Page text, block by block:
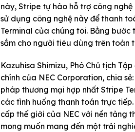
này, Stripe tự hào hỗ trợ công
sử dụng công nghệ này để thanh
Terminal của chúng tôi. Bằng
sắm cho người tiêu dùng trên toàn
Kazuhisa Shimizu, Phó Chủ tịch
chính của NEC Corporation, chia
pháp thương mại hợp nhất Stripe
các tình huống thanh toán trực
cấp thế giới của NEC với nền tảng
mong muốn mang đến một trải